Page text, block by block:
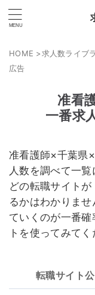
HOME >求人数ライブ
広告
准看
一番求
准看護師×千葉県
人数を調べて一覧
どの転職サイト
るかはわかりま
ていくのが一番
トを使ってみてく
転職サイト